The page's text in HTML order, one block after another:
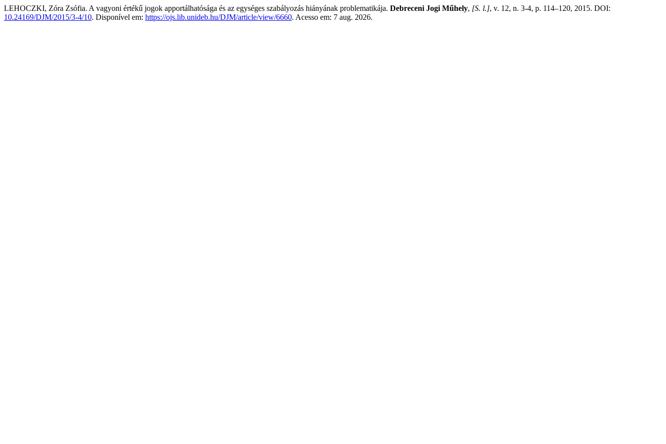
LEHOCZKI, Zóra Zsófia. A vagyoni értékű jogok apportálhatósága és az egységes szabályozás hiányának problematikája. Debreceni Jogi Műhely, [S. l.], v. 12, n. 3-4, p. 114–120, 2015. DOI:
10.24169/DJM/2015/3-4/10. Disponível em: https://ojs.lib.unideb.hu/DJM/article/view/6660. Acesso em: 7 aug. 2026.